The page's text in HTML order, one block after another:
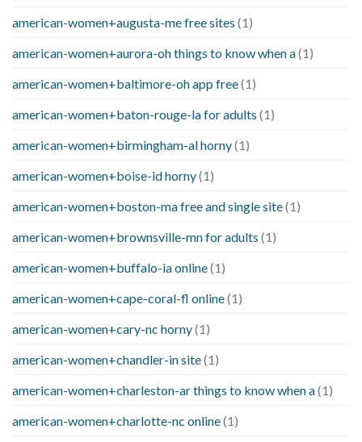
american-women+augusta-me free sites (1)
american-women+aurora-oh things to know when a(1)
american-women+baltimore-oh app free(1)
american-women+baton-rouge-la for adults (1)
american-women+birmingham-al horny(1)
american-women+boise-id horny(1)
american-women+boston-ma free and single site(1)
american-women+brownsville-mn for adults (1)
american-women+buffalo-ia online(1)
american-women+cape-coral-fl online(1)
american-women+cary-nc horny(1)
american-women+chandler-in site(1)
american-women+charleston-ar things to know when a(1)
american-women+charlotte-nc online(1)